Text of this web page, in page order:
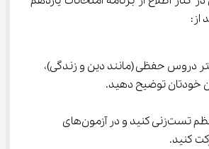
دروس حفظی (مانند دین و زندگی)،
به صورت منظم تست‌زنی کنید و در آزمون‌های
کنید.